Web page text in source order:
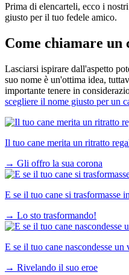
Prima di elencarteli, ecco i
giusto per il tuo fedele amico.
Come chiamare un
Lasciarsi ispirare dall'aspetto
suo nome è un'ottima idea,
importante tenere in
scegliere il nome giusto per un
Il tuo cane merita un ritratto
→ Gli offro la sua corona
E se il tuo cane si trasformasse
→ Lo sto trasformando!
E se il tuo cane nascondesse un
→ Rivelando il suo eroe